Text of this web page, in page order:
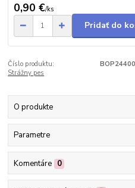
0,90 €/ks
Pridať do
Číslo produktu:
Strážny pes
O produkte
Parametre
Komentáre 0